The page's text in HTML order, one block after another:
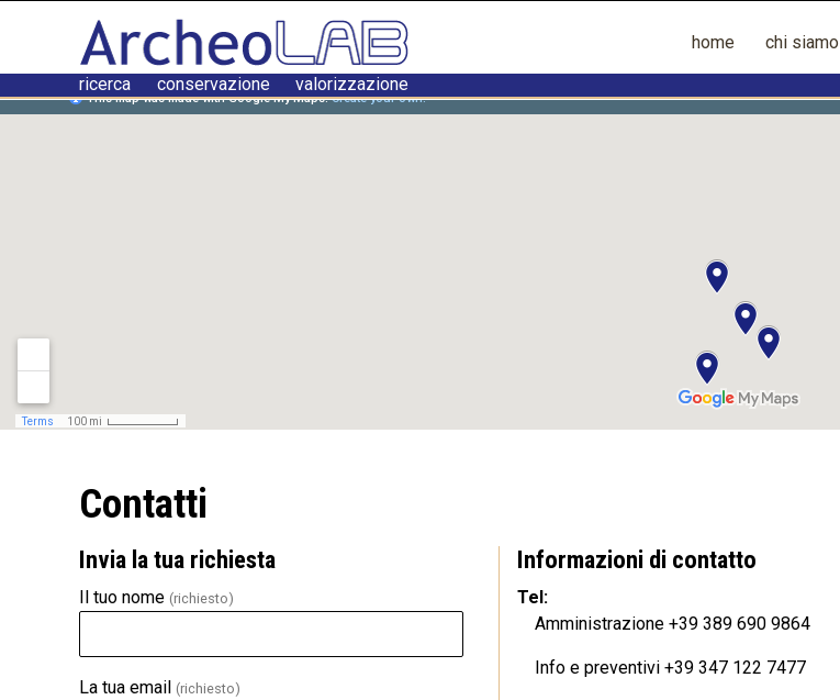
ricerca conservazione valorizzazione
home chi siamo
Contatti
Invia la tua richiesta
Il tuo nome (richiesto)
La tua email (richiesto)
Informazioni di contatto
Tel:
Amministrazione +39 389 690 9864
Info e preventivi +39 347 122 7477